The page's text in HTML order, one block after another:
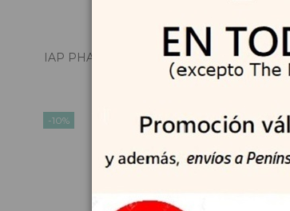
IAP PHARMA Perfume Hombre Nº 55 150
-10%